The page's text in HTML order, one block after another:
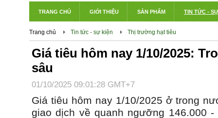
TRANG CHỦ GIỚI THIỆU SẢN PHẨM TIN TỨC -
Trang chủ Tin tức - sự kiện Thị trường hạt tiêu
Giá tiêu hôm nay 1/10/2025:
sâu
01/10/2025 09:01:28 GMT+7
Giá tiêu hôm nay 1/10/2025 ở trong
giao dịch về quanh ngưỡng 146.000 -